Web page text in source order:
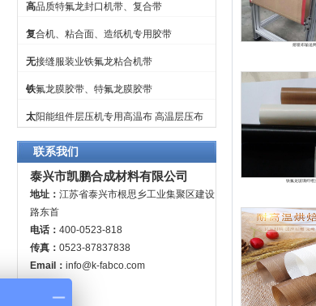
高品质特氟龙封口机带、复合带
复合机、粘合面、造纸机专用胶带
无接缝服装业铁氟龙粘合机带
铁氟龙膜胶带、特氟龙膜胶带
太阳能组件层压机专用高温布 高温层压布
联系我们
泰兴市凯鹏合成材料有限公司
地址： 江苏省泰兴市根思乡工业集聚区建设
路东首
电话： 400-0523-818
传真： 0523-87837838
Email： info@k-fabco.com
熔喷布输送
铁氟龙玻璃纤维